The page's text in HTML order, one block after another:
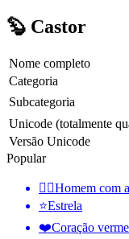
🦫 Castor
Nome completo
Categoria
Subcategoria
Unicode (totalmente
Versão Unicode
Popular
🤦‍♂️Homem com
⭐Estrela
❤️Coração